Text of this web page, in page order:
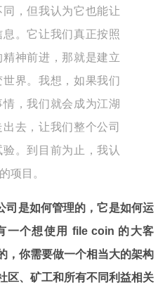
，但我认为它也能让
。它让我们真正按照
神前进，那就是建立
界。我想，如果我们
，我们就会成为江湖
去，让我们整个公司
。到目前为止，我认
项目。
司是如何管理的，它是如何运
一个想使用 file coin 的大客
，你需要做一个相当大的架构
区、矿工和所有不同利益相关